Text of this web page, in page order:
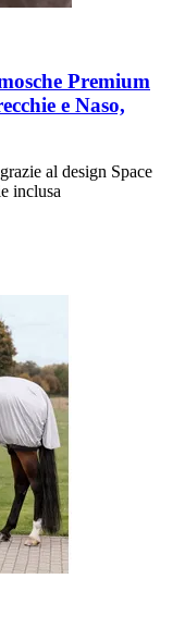
Premium
e Naso,
al design Space
inclusa